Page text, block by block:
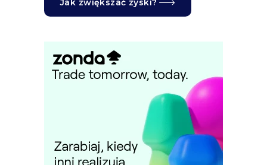
Jak zwiększać zyski?